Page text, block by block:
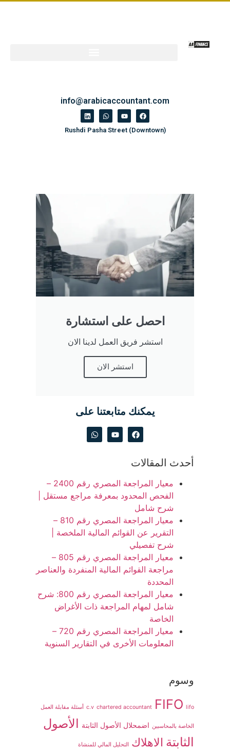
info@arabicaccountant.com
Rushdi Pasha Street (Downtown)
احصل على استشارة
استشر فريق العمل لدينا الان
استشر الان
يمكنك متابعتنا على
أحدث المقالات
معيار المراجعة المصري رقم 2400 –
الفحص المحدود بمعرفة مراجع مستقل |
شرح شامل
معيار المراجعة المصري رقم 810 –
التقرير عن القوائم المالية الملخصة |
شرح تفصيلي
معيار المراجعة المصري رقم 805 –
مراجعة القوائم المالية المنفردة والعناصر
المحددة
معيار المراجعة المصري رقم 800: شرح
شامل لمهام المراجعة ذات الأغراض
الخاصة
معيار المراجعة المصري رقم 720 –
المعلومات الأخرى في التقارير السنوية
وسوم
c.v chartered accountant FIFO lifo أسئلة مقابلة العمل
الخاصة بالمحاسبين اضمحلال الأصول الثابتة الأصول
الثابتة الاهلاك التحليل المالي للمنشاة